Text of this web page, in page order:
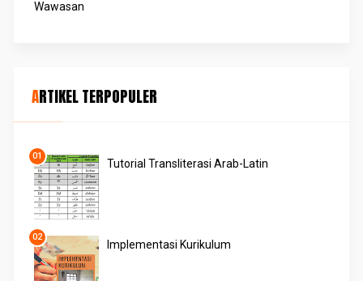
Wawasan
ARTIKEL TERPOPULER
Tutorial Transliterasi Arab-Latin
Implementasi Kurikulum